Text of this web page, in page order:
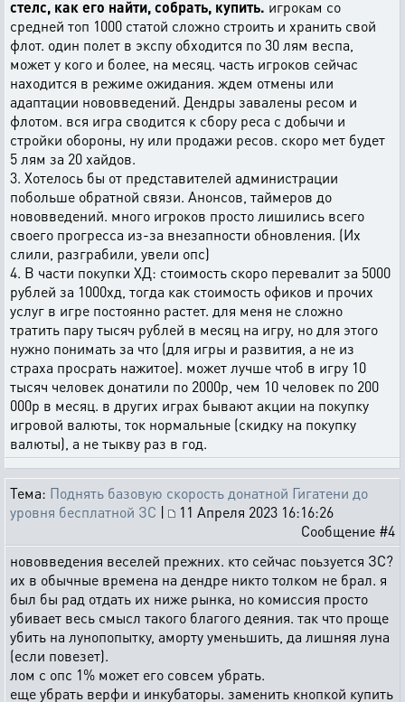
стелс, как его найти, собрать, купить. игрокам со
средней топ 1000 статой сложно строить и хранить свой
флот. один полет в экспу обходится по 30 лям веспа,
может у кого и более, на месяц. часть игроков сейчас
находится в режиме ожидания. ждем отмены или
адаптации нововведений. Дендры завалены ресом и
флотом. вся игра сводится к сбору реса с добычи и
стройки обороны, ну или продажи ресов. скоро мет будет
5 лям за 20 хайдов.
3. Хотелось бы от представителей администрации
побольше обратной связи. Анонсов, таймеров до
нововведений. много игроков просто лишились всего
своего прогресса из-за внезапности обновления. (Их
слили, разграбили, увели опс)
4. В части покупки ХД: стоимость скоро перевалит за 5000
рублей за 1000хд, тогда как стоимость офиков и прочих
услуг в игре постоянно растет. для меня не сложно
тратить пару тысяч рублей в месяц на игру, но для этого
нужно понимать за что (для игры и развития, а не из
страха просрать нажитое). может лучше чтоб в игру 10
тысяч человек донатили по 2000р, чем 10 человек по 200
000р в месяц. в других играх бывают акции на покупку
игровой валюты, ток нормальные (скидку на покупку
валюты), а не тыкву раз в год.
Тема: Поднять базовую скорость донатной Гигатени до
уровня бесплатной ЗС |
11 Апреля 2023 16:16:26
Сообщение #4
нововведения веселей прежних. кто сейчас поьзуется ЗС?
их в обычные времена на дендре никто толком не брал. я
был бы рад отдать их ниже рынка, но комиссия просто
убивает весь смысл такого благого деяния. так что проще
убить на лунопопытку, аморту уменьшить, да лишняя луна
(если повезет).
лом с опс 1% может его совсем убрать.
еще убрать верфи и инкубаторы. заменить кнопкой купить